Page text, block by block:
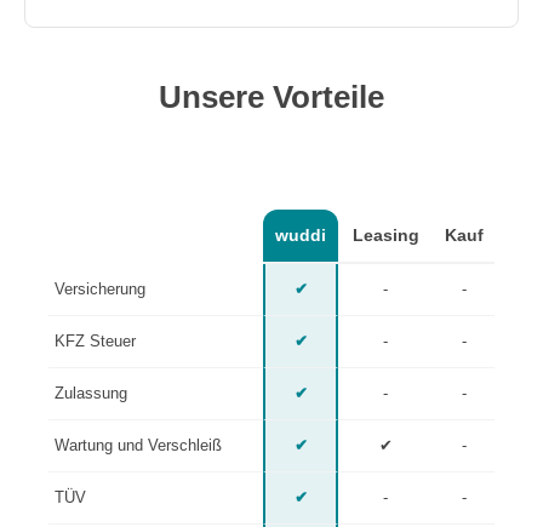
Unsere Vorteile
wuddi Leasing Kauf
Versicherung ✔ - -
KFZ Steuer ✔ - -
Zulassung ✔ - -
Wartung und Verschleiß ✔ ✔ -
TÜV ✔ - -